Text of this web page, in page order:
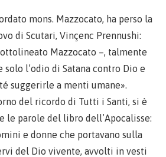
mons. Mazzocato, ha perso la
di Scutari, Vinçenc Prennushi:
Mazzocato –, talmente
solo l’odio di Satana contro Dio e
suggerirle a menti umane».
del ricordo di Tutti i Santi, si è
le parole del libro dell’Apocalisse:
e donne che portavano sulla
del Dio vivente, avvolti in vesti